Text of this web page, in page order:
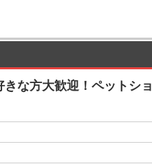
な方大歓迎！ペットショ